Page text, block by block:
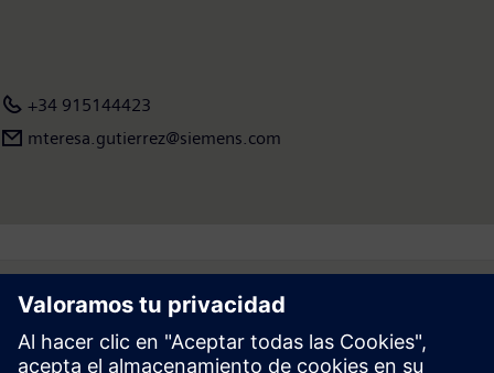
+34 915144423
mteresa.gutierrez@siemens.com
Follow